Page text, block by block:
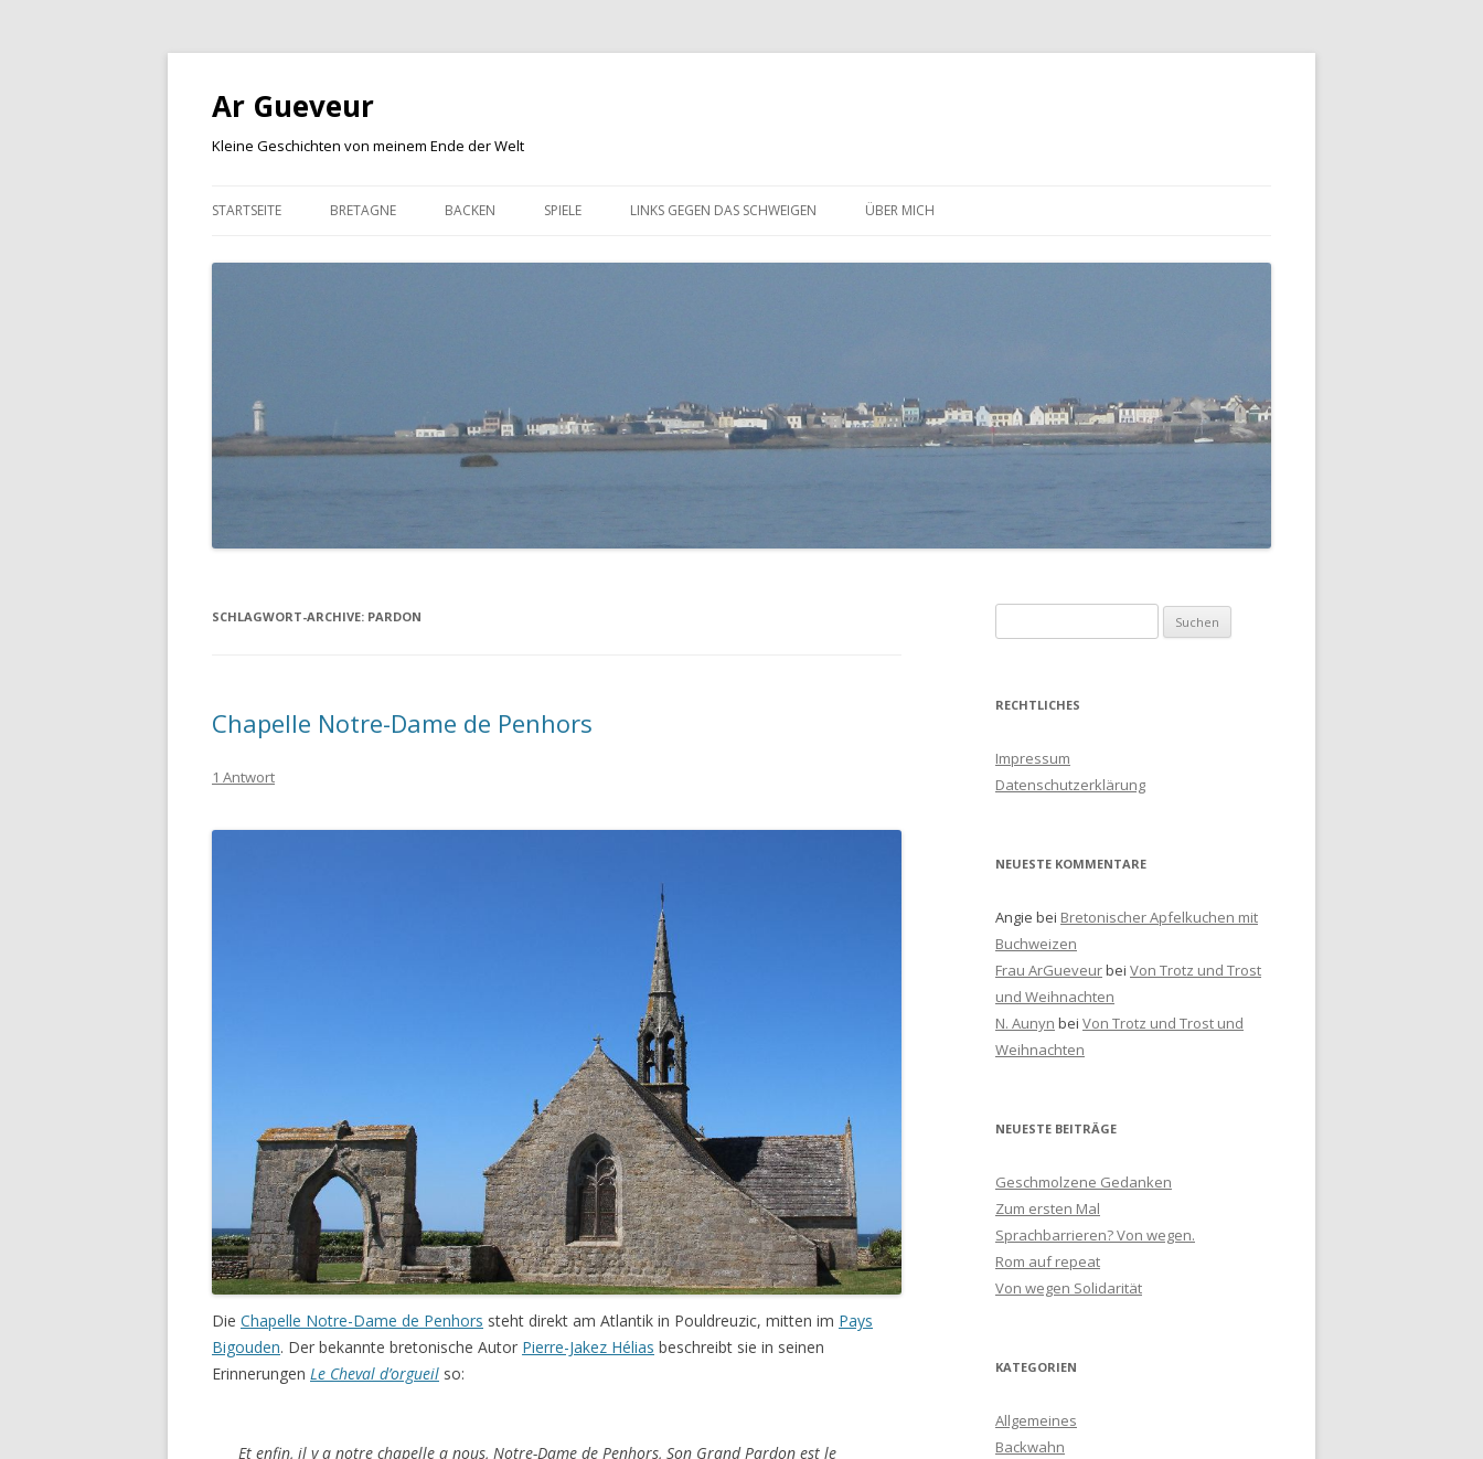
Ar Gueveur
Kleine Geschichten von meinem Ende der Welt
zum
STARTSEITE BRETAGNE BACKEN SPIELE LINKS GEGEN DAS SCHWEIGEN ÜBER MICH
SCHLAGWORT-ARCHIVE: PARDON
Chapelle Notre-Dame de Penhors
1 Antwort
Die Chapelle Notre-Dame de Penhors steht direkt am Atlantik in Pouldreuzic, mitten im Pays
Bigouden. Der bekannte bretonische Autor Pierre-Jakez Hélias beschreibt sie in seinen
Erinnerungen Le Cheval d’orgueil so:
Et enfin, il y a notre chapelle a nous, Notre-Dame de Penhors, Son Grand Pardon est le
u
RECHTLICHES
Impressum
Datenschutzerklärung
NEUESTE KOMMENTARE
Angie bei Bretonischer Apfelkuchen mit
Buchweizen
Frau ArGueveurbei Von Trotz und Trost
und Weihnachten
N. Aunyn bei Von Trotz und Trost und
Weihnachten
NEUESTE BEITRÄGE
Geschmolzene Gedanken
Zum ersten Mal
Sprachbarrieren? Von wegen.
Rom auf repeat
Von wegen Solidarität
KATEGORIEN
Allgemeines
Backwahn